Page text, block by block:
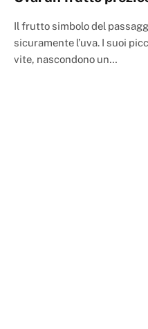
Il frutto simbolo del
sicuramente l’uva. I suoi
vite, nascondono un…